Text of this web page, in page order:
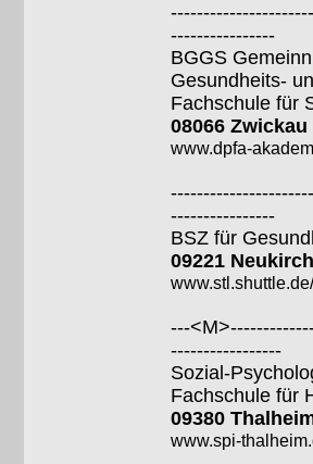
----------------
BGGS
Gesundheits-
Fachschule für
08066 Zwickau
www.dpfa-
----------------
BSZ für
09221
---
-----------------
Sozial-
Fachschule für
09380
www.spi-